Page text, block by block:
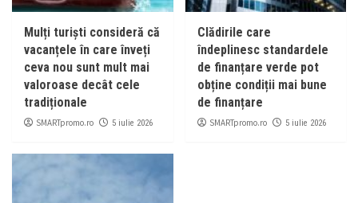
Mulți turiști consideră că
vacanțele în care înveți
ceva nou sunt mult mai
valoroase decât cele
tradiționale
SMARTpromo.ro 5 iulie 2026
Clădirile care
îndeplinesc standardele
de finanțare verde pot
obține condiții mai bune
de finanțare
SMARTpromo.ro 5 iulie 2026